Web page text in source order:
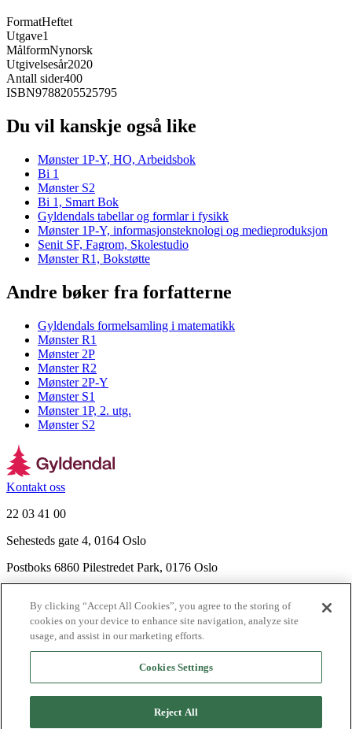
FormatHeftet
Utgave1
MålformNynorsk
Utgivelsesår2020
Antall sider400
ISBN9788205525795
Du vil kanskje også like
Mønster 1P-Y, HO, Arbeidsbok
Bi 1
Mønster S2
Bi 1, Smart Bok
Gyldendals tabellar og formlar i fysikk
Mønster 1P-Y, informasjonsteknologi og medieproduksjon
Senit SF, Fagrom, Skolestudio
Mønster R1, Bokstøtte
Andre bøker fra forfatterne
Gyldendals formelsamling i matematikk
Mønster R1
Mønster 2P
Mønster R2
Mønster 2P-Y
Mønster S1
Mønster 1P, 2. utg.
Mønster S2
Kontakt oss
22 03 41 00
Sehesteds gate 4, 0164 Oslo
Postboks 6860 Pilestredet Park, 0176 Oslo
Nyhetsbrev
Ledige stillinger
Send inn manus
By clicking “Accept All Cookies”, you agree to the storing of
cookies on your device to enhance site navigation, analyze site
usage, and assist in our marketing efforts.
Cookies Settings
Reject All